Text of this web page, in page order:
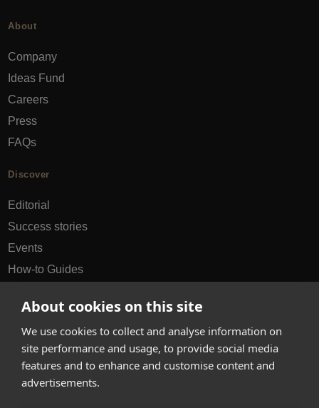
About cookies on this site
We use cookies to collect and analyse information on
site performance and usage, to provide social media
features and to enhance and customise content and
advertisements.
About
Company
Ideas Fund
Careers
Press
FAQs
Discover
Editorial
Success stories
Events
How-to Guides
hello@appearhere.co.uk
United Kingdom